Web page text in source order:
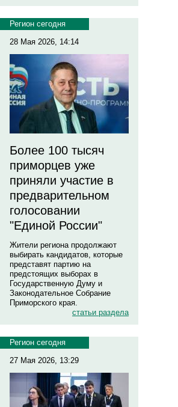
Регион сегодня
28 Мая 2026, 14:14
Более 100 тысяч
приморцев уже
приняли участие в
предварительном
голосовании
"Единой России"
Жители региона продолжают
выбирать кандидатов, которые
представят партию на
предстоящих выборах в
Государственную Думу и
Законодательное Собрание
Приморского края.
статьи раздела
Регион сегодня
27 Мая 2026, 13:29